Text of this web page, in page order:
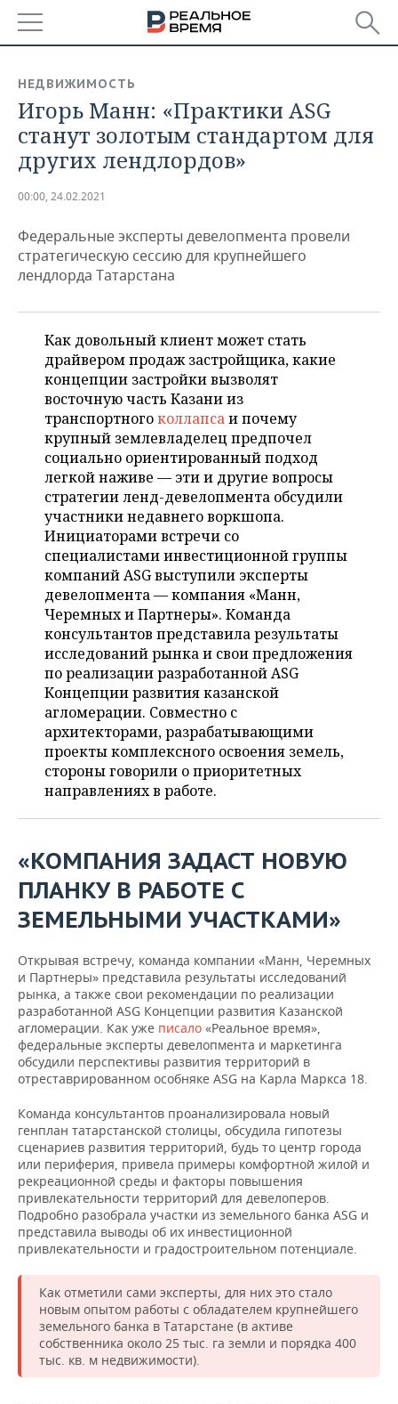
БАШКОРТОСТАН
ТАТАРСТАН
НОВОСТИ
АНАЛИТИКА
ДЕКЛАРАЦИИ О ДОХОДАХ
КОРОЛИ ГОСЗАКАЗА ПФО
ВУЗЫ ТАТАРСТАНА
КОМУ ПРИНАДЛЕЖАТ
ТОРГОВЫЕ ЦЕНТРЫ
ТАТАРСТАНА
НОВОСТИ ЭКОНОМИКИ
ФИНАНСЫ
БАНКИ
БЮДЖЕТ
ИНВЕСТИЦИИ
ПРОМЫШЛЕННОСТЬ
НОВОСТИ
ПРОМЫШЛЕННОСТИ
МАШИНОСТРОЕНИЕ
НЕФТЕХИМИЯ
НЕФТЬ
ОПК
ЭНЕРГЕТИКА
НЕДВИЖИМОСТЬ
НОВОСТИ НЕДВИЖИМОСТИ
АВТО
НОВОСТИ АВТО
БИЗНЕС
НОВОСТИ БИЗНЕСА
РОЗНИЧНАЯ ТОРГОВЛЯ
ТРАНСПОРТ
УСЛУГИ
ТЕХНОЛОГИИ
НОВОСТИ ТЕХНОЛОГИЙ
МЕДИА
ТЕЛЕКОММУНИКАЦИИ
МЕРОПРИЯТИЯ
НОВОСТИ МЕРОПРИЯТИЙ
ВЫЕЗДНАЯ РЕДАКЦИЯ
БИЗНЕС-БРАНЧИ
ONLINE-КОНФЕРЕНЦИИ
ОТКРЫТАЯ ЛЕКЦИЯ
СПОРТ
НОВОСТИ СПОРТА
ФУТБОЛ
ХОККЕЙ
БАСКЕТБОЛ
ВОЛЕЙБОЛ
КИБЕРСПОРТ
ФИГУРНОЕ КАТАНИЕ
ВОДНЫЕ ВИДЫ СПОРТА
ОБЩЕСТВО
НОВОСТИ ОБЩЕСТВА
ВЛАСТЬ
ИНФРАСТРУКТУРА
ИСТОРИЯ
КУЛЬТУРА
МЕДИЦИНА
ОБРАЗОВАНИЕ
ФОТОГАЛЕРЕЯ
СЮЖЕТЫ
СПРАВОЧНИК
СПИСОК ПЕРСОН
СПИСОК КОМПАНИЙ
ПОЛНАЯ ВЕРСИЯ
НЕДВИЖИМОСТЬ
Игорь Манн: «Практики ASG
станут золотым стандартом для
других лендлордов»
00:00, 24.02.2021
Федеральные эксперты девелопмента провели
стратегическую сессию для крупнейшего
лендлорда Татарстана
Как довольный клиент может стать
драйвером продаж застройщика, какие
концепции застройки вызволят
восточную часть Казани из
транспортногоколлапсаи почему
крупный землевладелец предпочел
социально ориентированный подход
легкой наживе — эти и другие вопросы
стратегии ленд-девелопмента обсудили
участники недавнего воркшопа.
Инициаторами встречи со
специалистами инвестиционной группы
компаний ASG выступили эксперты
девелопмента — компания «Манн,
Черемных и Партнеры». Команда
консультантов представила результаты
исследований рынка и свои предложения
по реализации разработанной ASG
Концепции развития казанской
агломерации. Совместно с
архитекторами, разрабатывающими
проекты комплексного освоения земель,
стороны говорили о приоритетных
направлениях в работе.
«КОМПАНИЯ ЗАДАСТ НОВУЮ
ПЛАНКУ В РАБОТЕ С
ЗЕМЕЛЬНЫМИ УЧАСТКАМИ»
Открывая встречу, команда компании «Манн, Черемных
и Партнеры» представила результаты исследований
рынка, а также свои рекомендации по реализации
разработанной ASG Концепции развития Казанской
агломерации. Как уже писало «Реальное время»,
федеральные эксперты девелопмента и маркетинга
обсудили перспективы развития территорий в
отреставрированном особняке ASG на Карла Маркса 18.
Команда консультантов проанализировала новый
генплан татарстанской столицы, обсудила гипотезы
сценариев развития территорий, будь то центр города
или периферия, привела примеры комфортной жилой и
рекреационной среды и факторы повышения
привлекательности территорий для девелоперов.
Подробно разобрала участки из земельного банка ASG и
представила выводы об их инвестиционной
привлекательности и градостроительном потенциале.
Как отметили сами эксперты, для них это стало
новым опытом работы с обладателем крупнейшего
земельного банка в Татарстане (в активе
собственника около 25 тыс. га земли и порядка 400
тыс. кв. м недвижимости).